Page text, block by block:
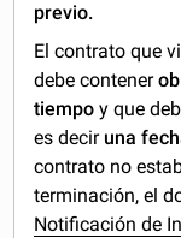
previo.
El contrato que
debe contener
tiempo y que
es decir una
contrato no
terminación, el
Notificación de